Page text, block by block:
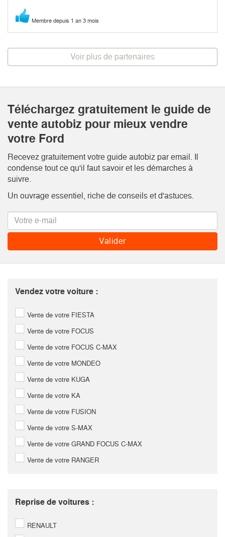
Membre depuis 1 an 3 mois
Voir plus de partenaires
Téléchargez gratuitement le guide de
vente autobiz pour mieux vendre
votre Ford
Recevez gratuitement votre guide autobiz par email. Il
condense tout ce qu'il faut savoir et les démarches à
suivre.
Un ouvrage essentiel, riche de conseils et d'astuces.
Vendez votre voiture :
Vente de votre FIESTA
Vente de votre FOCUS
Vente de votre FOCUS C-MAX
Vente de votre MONDEO
Vente de votre KUGA
Vente de votre KA
Vente de votre FUSION
Vente de votre S-MAX
Vente de votre GRAND FOCUS C-MAX
Vente de votre RANGER
Reprise de voitures :
RENAULT